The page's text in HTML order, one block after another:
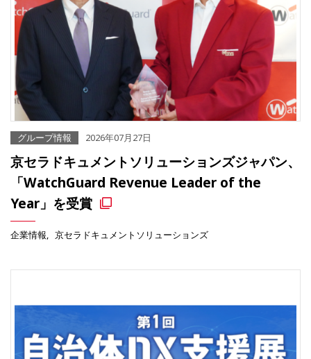
グループ情報 2026年07月27日
京セラドキュメントソリューションズジャパン、
「WatchGuard Revenue Leader of the
Year」を受賞
企業情報 京セラドキュメントソリューションズ